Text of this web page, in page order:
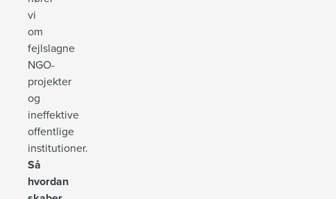
vi
om
fejlslagne
NGO-
projekter
og
ineffektive
offentlige
institutioner.
Så
hvordan